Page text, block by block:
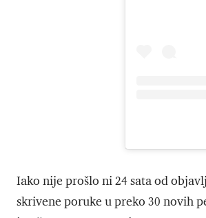
Iako nije prošlo ni 24 sata od
skrivene poruke u preko 30 novih